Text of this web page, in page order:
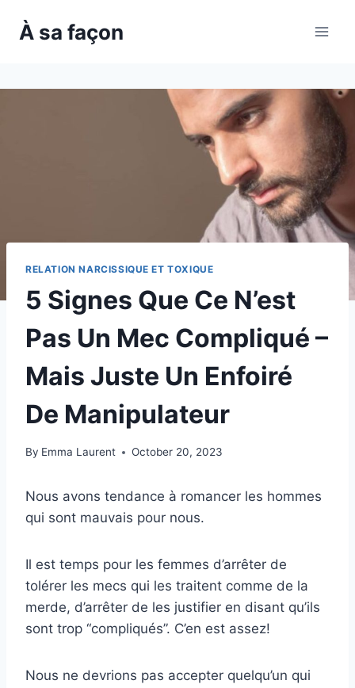
À sa façon
RELATION NARCISSIQUE ET TOXIQUE
5 Signes Que Ce N’est
Pas Un Mec Compliqué –
Mais Juste Un Enfoiré
De Manipulateur
By Emma Laurent October 20, 2023
Nous avons tendance à romancer les hommes
qui sont mauvais pour nous.
Il est temps pour les femmes d’arrêter de
tolérer les mecs qui les traitent comme de la
merde, d’arrêter de les justifier en disant qu’ils
sont trop “compliqués”. C’en est assez!
Nous ne devrions pas accepter quelqu’un qui